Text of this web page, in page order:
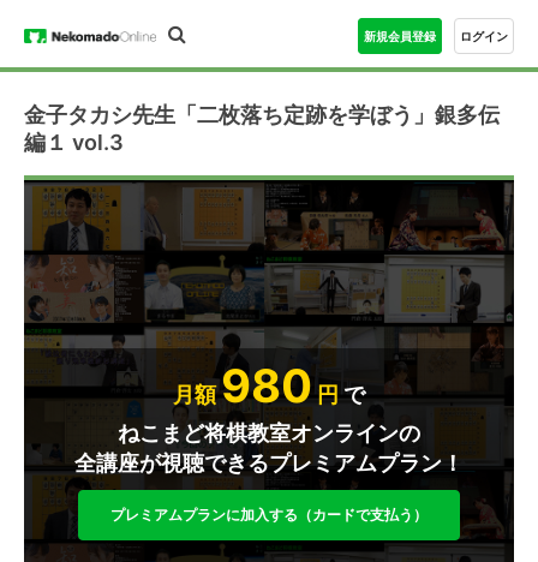
新規会員登録 ログイン
金子タカシ先生「二枚落ち定跡を学ぼう」銀多伝
編１ vol.3
月額980円で
ねこまど将棋教室オンラインの
全講座が視聴できるプレミアムプラン！
プレミアムプランに加入する（カードで支払う）